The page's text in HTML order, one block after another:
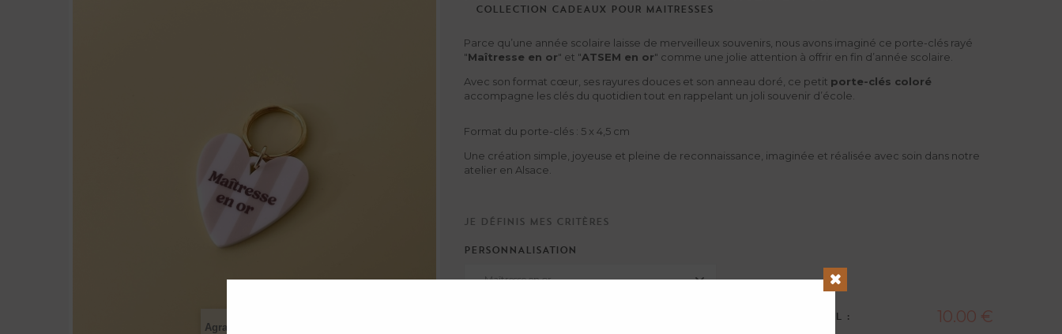
Agrandir l'image
COLLECTION CADEAUX POUR MAITRESSES
Parce qu’une année scolaire laisse de merveilleux souvenirs, nous avons imaginé ce porte-clés rayé
"Maîtresse en or" et "ATSEM en or" comme une jolie attention à offrir en fin d’année scolaire.
Avec son format cœur, ses rayures douces et son anneau doré, ce petit porte-clés coloré
accompagne les clés du quotidien tout en rappelant un joli souvenir d’école.
Format du porte-clés : 5 x 4,5 cm
Une création simple, joyeuse et pleine de reconnaissance, imaginée et réalisée avec soin dans notre
atelier en Alsace.
Je définis mes critères
PERSONNALISATION
Maîtresse en or
MONTANT TOTAL : 10.00 €